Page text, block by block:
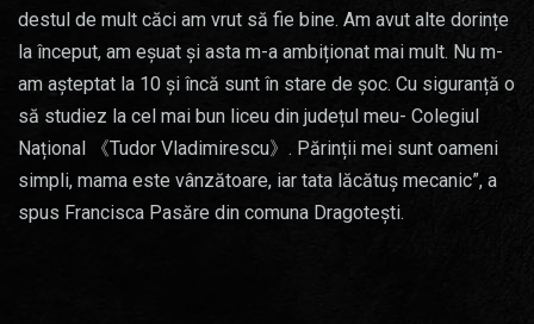
destul de mult căci am vrut să fie bine. Am avut alte dorințe
la început, am eșuat și asta m-a ambiționat mai mult. Nu m-
am așteptat la 10 și încă sunt în stare de șoc. Cu siguranță o
să studiez la cel mai bun liceu din județul meu- Colegiul
Național 《Tudor Vladimirescu》. Părinții mei sunt oameni
simpli, mama este vânzătoare, iar tata lăcătuș mecanic”, a
spus Francisca Pasăre din comuna Dragotești.